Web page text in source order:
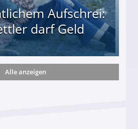
Aufschrei:
darf Geld
Alle anzeigen